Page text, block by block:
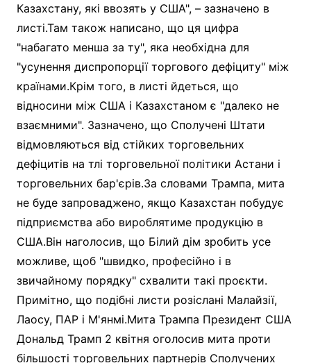
Казахстану, які ввозять у США", – зазначено в
листі.Там також написано, що ця цифра
"набагато менша за ту", яка необхідна для
"усунення диспропорції торгового дефіциту" між
країнами.Крім того, в листі йдеться, що
відносини між США і Казахстаном є "далеко не
взаємними". Зазначено, що Сполучені Штати
відмовляються від стійких торговельних
дефіцитів на тлі торговельної політики Астани і
торговельних бар'єрів.За словами Трампа, мита
не буде запроваджено, якщо Казахстан побудує
підприємства або вироблятиме продукцію в
США.Він наголосив, що Білий дім зробить усе
можливе, щоб "швидко, професійно і в
звичайному порядку" схвалити такі проєкти.
Примітно, що подібні листи розіслані Малайзії,
Лаосу, ПАР і М'янмі.Мита Трампа Президент США
Дональд Трамп 2 квітня оголосив мита проти
більшості торговельних партнерів Сполучених